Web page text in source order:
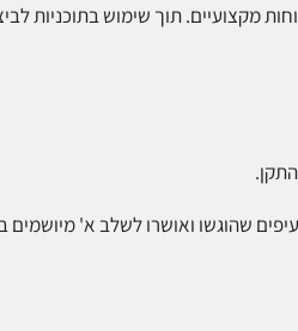
מקצועיים. תוך שימוש בתוכניות
שהוגשו ואושרו לשלב א'